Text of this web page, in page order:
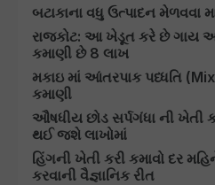
બટાકાના વધુ ઉત્પાદન મેળવવા
રાજકોટ: આ ખેડૂત કરે છે ગાય
કમાણી છે 8 લાખ
મકાઇ માં આંતરપાક પધ્ધતિ (Mix
કમાણી
ઔષધીય છોડ સર્પગંધા ની ખેતી
થઈ જશે લાખોમાં
હિંગની ખેતી કરી કમાવો દર
કરવાની વૈજ્ઞાનિક રીત